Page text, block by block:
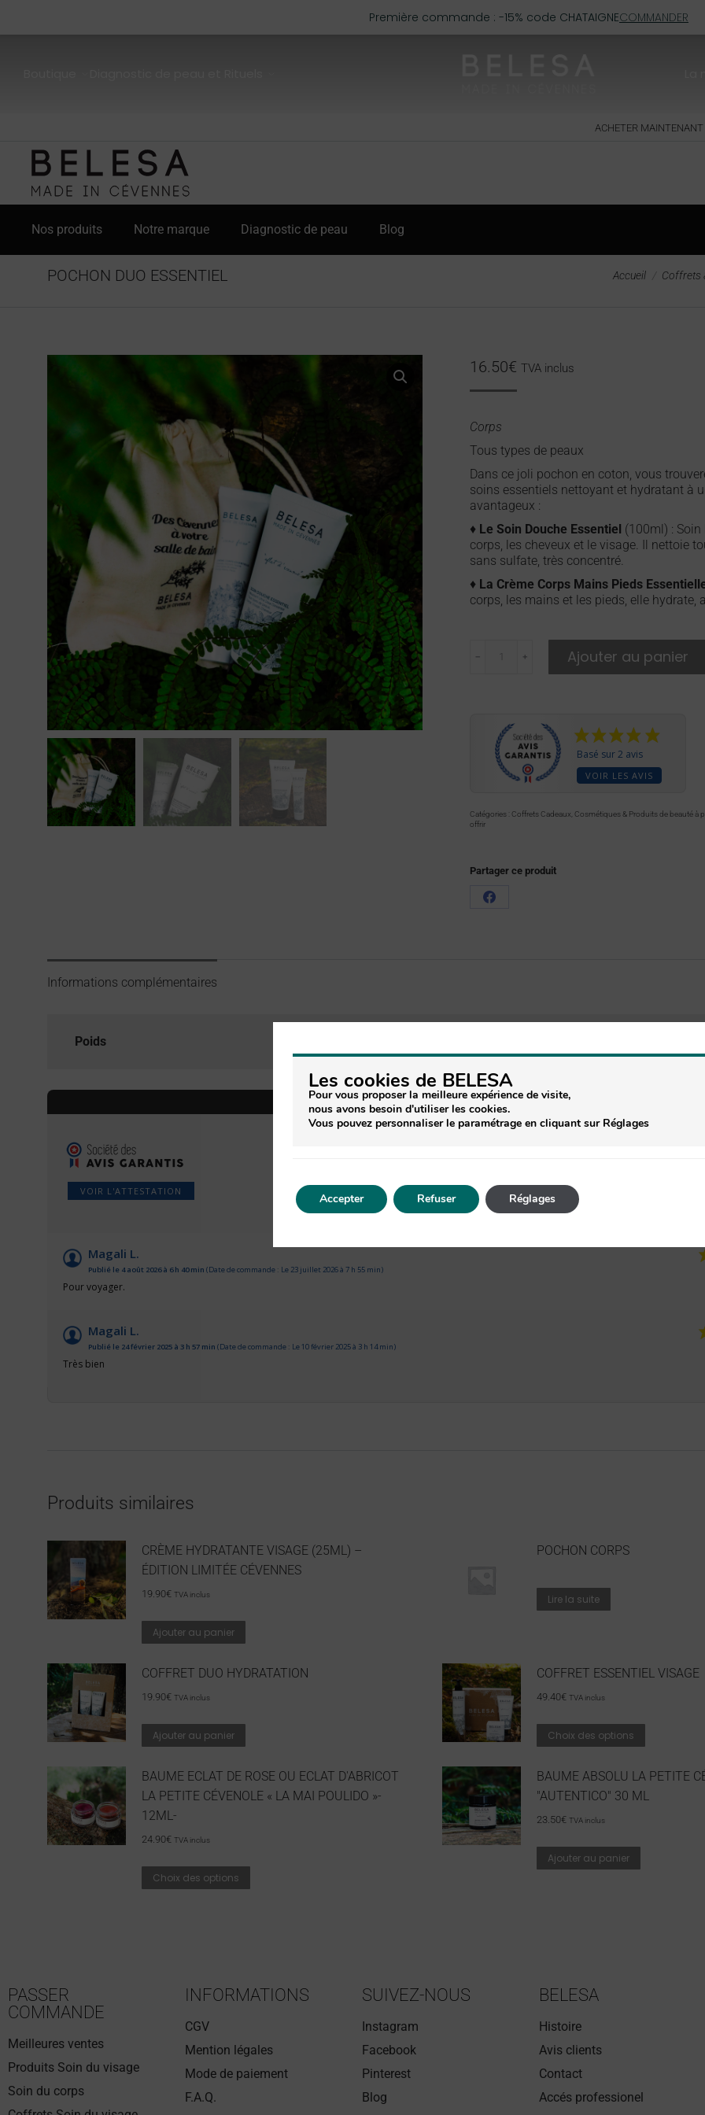
Première commande : -15% code CHATAIGNECOMMANDER
ACHETER MAINTENANT
Nos produits Notre marque Diagnostic de peau Blog
POCHON DUO ESSENTIEL Vous êtes ici :
Accueil Coffrets
16.50€ TVA inclus
Corps
Tous types de peaux
Dans ce joli pochon en coton, vous
soins essentiels nettoyant et hydratant à
avantageux :
♦ Le Soin Douche Essentiel (100ml) :
corps, les cheveux et le visage. Il nettoie
sans sulfate, très concentré.
♦ La Crème Corps Mains Pieds
corps, les mains et les pieds, elle hydrate,
﹣ ﹢ Ajouter au panier
Basé sur 2 avis
VOIR LES AVIS
Catégories : Coffrets Cadeaux Cosmétiques & Produits de beauté à
offrir
Partager ce produit
Informations complémentaires
Poids
AVIS À PROPOS DU PRODUIT
VOIR L'ATTESTATION 0
1★
0
2★ 3★
0
4★
2
5★
Magali L.
Publié le 4 août 2026 à 6 h 40 min (Date de commande : Le 23 juillet 2026 à 7 h 55 min)
Pour voyager.
Magali L.
Publié le 24 février 2025 à 3 h 57 min (Date de commande : Le 10 février 2025 à 3 h 14 min)
Très bien
Produits similaires
CRÈME HYDRATANTE VISAGE (25ML) –
ÉDITION LIMITÉE CÉVENNES
19.90€ TVA inclus
Ajouter au panier
POCHON CORPS
Lire la suite
COFFRET DUO HYDRATATION
19.90€ TVA inclus
Ajouter au panier
COFFRET ESSENTIEL VISAGE
49.40€ TVA inclus
Choix des options
BAUME ECLAT DE ROSE OU ECLAT D'ABRICOT
LA PETITE CÉVENOLE « LA MAI POULIDO »-
12ML-
24.90€ TVA inclus
Choix des options
BAUME ABSOLU LA PETITE
"AUTENTICO" 30 ML
23.50€ TVA inclus
Ajouter au panier
PASSER
COMMANDE
Meilleures ventes
Produits Soin du visage
Soin du corps
INFORMATIONS
CGV
Mention légales
Mode de paiement
F.A.Q.
SUIVEZ-NOUS
Instagram
Facebook
Pinterest
Blog
BELESA
Histoire
Avis clients
Contact
Accés professionel
Les cookies de BELESA
Pour vous proposer la meilleure expérience de visite,
nous avons besoin d'utiliser les cookies.
Vous pouvez personnaliser le paramétrage en cliquant sur Réglages
Accepter Refuser Réglages